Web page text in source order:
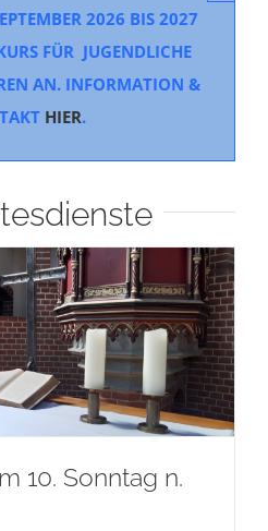
2026 BIS 2027
FÜR JUGENDLICHE
AN. INFORMATION &
HIER.
10. Sonntag n.